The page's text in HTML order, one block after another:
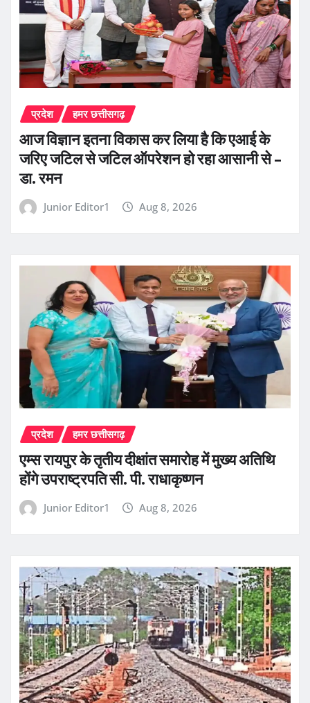
प्रदेश हमर छत्तीसगढ़
आज विज्ञान इतना विकास कर लिया है कि एआई के
जरिए जटिल से जटिल ऑपरेशन हो रहा आसानी से –
डा. रमन
Junior Editor1 Aug 8, 2026
प्रदेश हमर छत्तीसगढ़
एम्स रायपुर के तृतीय दीक्षांत समारोह में मुख्य अतिथि
होंगे उपराष्ट्रपति सी. पी. राधाकृष्णन
Junior Editor1 Aug 8, 2026